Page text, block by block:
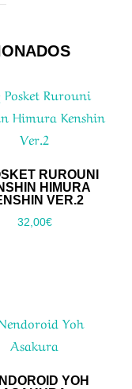
RUROUNI
HIMURA
VER.2
32,00€
YOH